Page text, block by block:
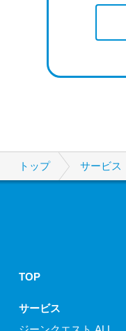
トップ サービス
TOP
サービス